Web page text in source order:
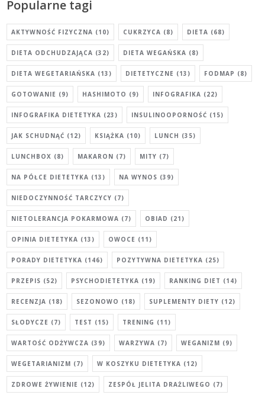
Popularne tagi
AKTYWNOŚĆ FIZYCZNA (10) CUKRZYCA (8) DIETA (68)
DIETA ODCHUDZAJĄCA (32) DIETA WEGAŃSKA (8)
DIETA WEGETARIAŃSKA (13) DIETETYCZNE (13) FODMAP (8)
GOTOWANIE (9) HASHIMOTO (9) INFOGRAFIKA (22)
INFOGRAFIKA DIETETYKA (23) INSULINOOPORNOŚĆ (15)
JAK SCHUDNĄĆ (12) KSIĄŻKA (10) LUNCH (35)
LUNCHBOX (8) MAKARON (7) MITY (7)
NA PÓŁCE DIETETYKA (13) NA WYNOS (39)
NIEDOCZYNNOŚĆ TARCZYCY (7)
NIETOLERANCJA POKARMOWA (7) OBIAD (21)
OPINIA DIETETYKA (13) OWOCE (11)
PORADY DIETETYKA (146) POZYTYWNA DIETETYKA (25)
PRZEPIS (52) PSYCHODIETETYKA (19) RANKING DIET (14)
RECENZJA (18) SEZONOWO (18) SUPLEMENTY DIETY (12)
SŁODYCZE (7) TEST (15) TRENING (11)
WARTOŚĆ ODŻYWCZA (39) WARZYWA (7) WEGANIZM (9)
WEGETARIANIZM (7) W KOSZYKU DIETETYKA (12)
ZDROWE ŻYWIENIE (12) ZESPÓŁ JELITA DRAŻLIWEGO (7)